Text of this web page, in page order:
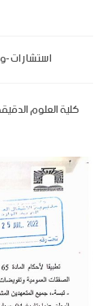
كلية العلوم